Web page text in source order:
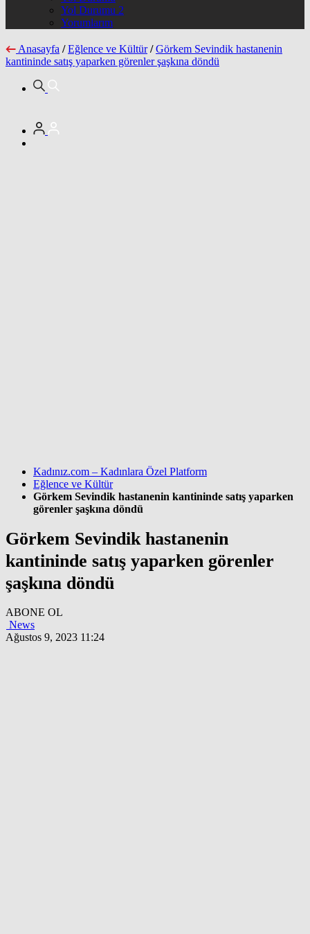
Yol Durumu 2
Yorumlarım
Anasayfa / Eğlence ve Kültür / Görkem Sevindik hastanenin
kantininde satış yaparken görenler şaşkına döndü
Kadınız.com – Kadınlara Özel Platform
Eğlence ve Kültür
Görkem Sevindik hastanenin kantininde satış yaparken
görenler şaşkına döndü
Görkem Sevindik hastanenin
kantininde satış yaparken görenler
şaşkına döndü
ABONE OL
News
Ağustos 9, 2023 11:24